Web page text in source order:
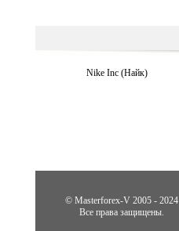
Nike Inc (Найк)
© Masterforex-V 2005 - 2024
Все права защищены.